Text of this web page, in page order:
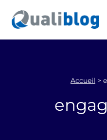
contenu
Accueil >